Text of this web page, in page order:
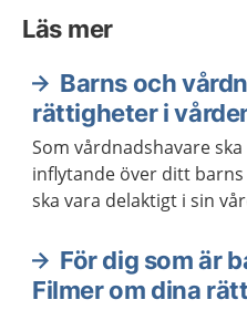
Läs mer
Barns och
rättigheter i
Som vårdnadshavare
inflytande över ditt
ska vara delaktigt i sin
För dig som är
Filmer om dina